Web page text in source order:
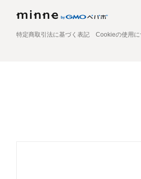
特定商取引法に基づく表記 Cookieの使用に